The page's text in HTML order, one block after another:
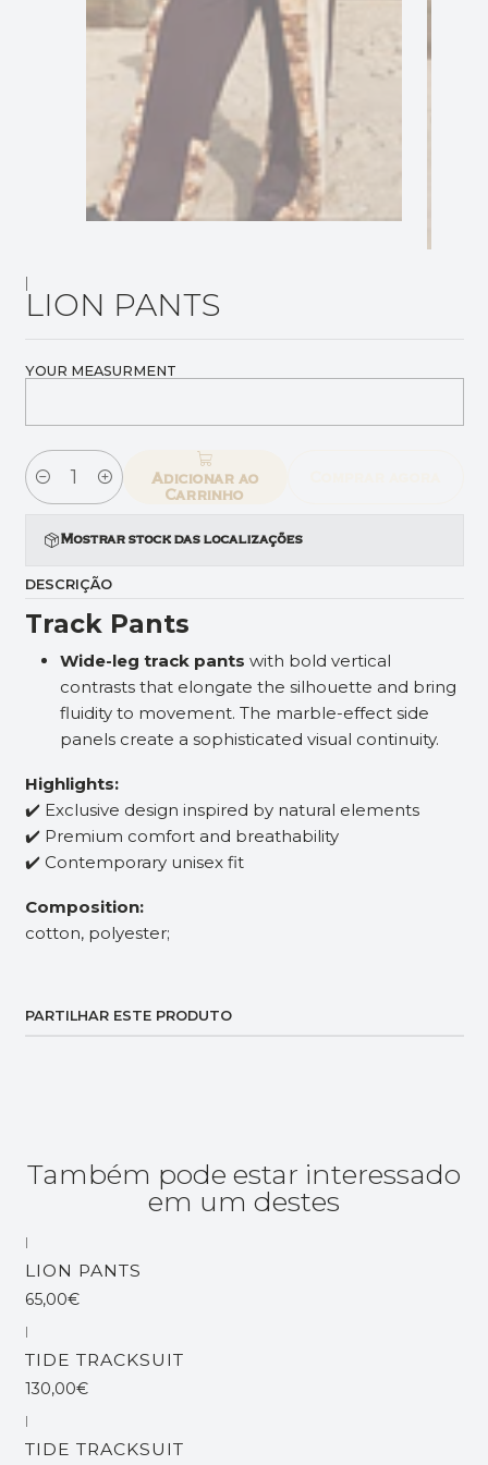
LION PANTS
YOUR MEASURMENT
Quantidade Adicionar ao
Carrinho
Mostrar stock das localizações
DESCRIÇÃO
Track Pants
Wide-leg track pants with bold vertical
contrasts that elongate the silhouette and bring
fluidity to movement. The marble-effect side
panels create a sophisticated visual continuity.
Highlights:
✔️ Exclusive design inspired by natural elements
✔️ Premium comfort and breathability
✔️ Contemporary unisex fit
Composition:
cotton, polyester;
PARTILHAR ESTE PRODUTO
Também pode estar interessado
em um destes
Esgotado
|
LION PANTS
65,00€
Esgotado
|
TIDE TRACKSUIT
130,00€
Esgotado
|
TIDE TRACKSUIT